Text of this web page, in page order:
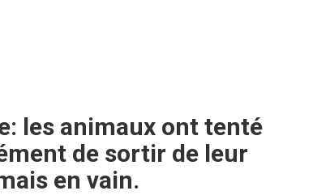
les animaux ont tenté
de sortir de leur
en vain.